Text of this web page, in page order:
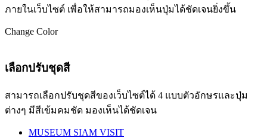
ภายในเว็บไซต์ เพื่อให้สามารถมองเห็นปุ่มได้ชัดเจนยิ่งขึ้น
Change Color
เลือกปรับชุดสี
สามารถเลือกปรับชุดสีของเว็บไซต์ได้ 4 แบบตัวอักษรและปุ่ม
ต่างๆ มีสีเข้มคมชัด มองเห็นได้ชัดเจน
MUSEUM SIAM VISIT